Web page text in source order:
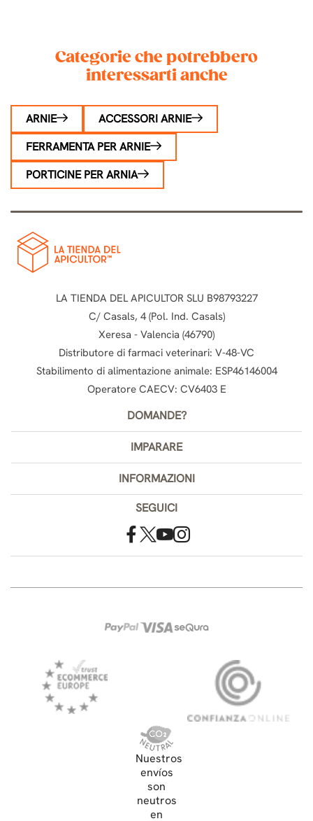
Categorie che potrebbero
interessarti anche
ARNIE
ACCESSORI ARNIE
FERRAMENTA PER ARNIE
PORTICINE PER ARNIA
LA TIENDA DEL APICULTOR SLU B98793227
C/ Casals, 4 (Pol. Ind. Casals)
Xeresa - Valencia (46790)
Distributore di farmaci veterinari: V-48-VC
Stabilimento di alimentazione animale: ESP46146004
Operatore CAECV: CV6403 E
DOMANDE?
IMPARARE
INFORMAZIONI
SEGUICI
Nuestros
envíos
son
neutros
en